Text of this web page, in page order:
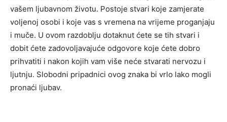
vašem ljubavnom životu. Postoje stvari koje zamjerate
voljenoj osobi i koje vas s vremena na vrijeme proganjaju
i muče. U ovom razdoblju dotaknut ćete se tih stvari i
dobit ćete zadovoljavajuće odgovore koje ćete dobro
prihvatiti i nakon kojih vam više neće stvarati nervozu i
ljutnju. Slobodni pripadnici ovog znaka bi vrlo lako mogli
pronaći ljubav.